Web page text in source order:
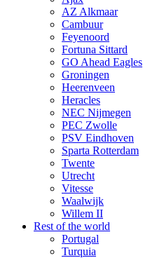
AZ Alkmaar
Cambuur
Feyenoord
Fortuna Sittard
GO Ahead Eagles
Groningen
Heerenveen
Heracles
NEC Nijmegen
PEC Zwolle
PSV Eindhoven
Sparta Rotterdam
Twente
Utrecht
Vitesse
Waalwijk
Willem II
Rest of the world
Portugal
Turquia